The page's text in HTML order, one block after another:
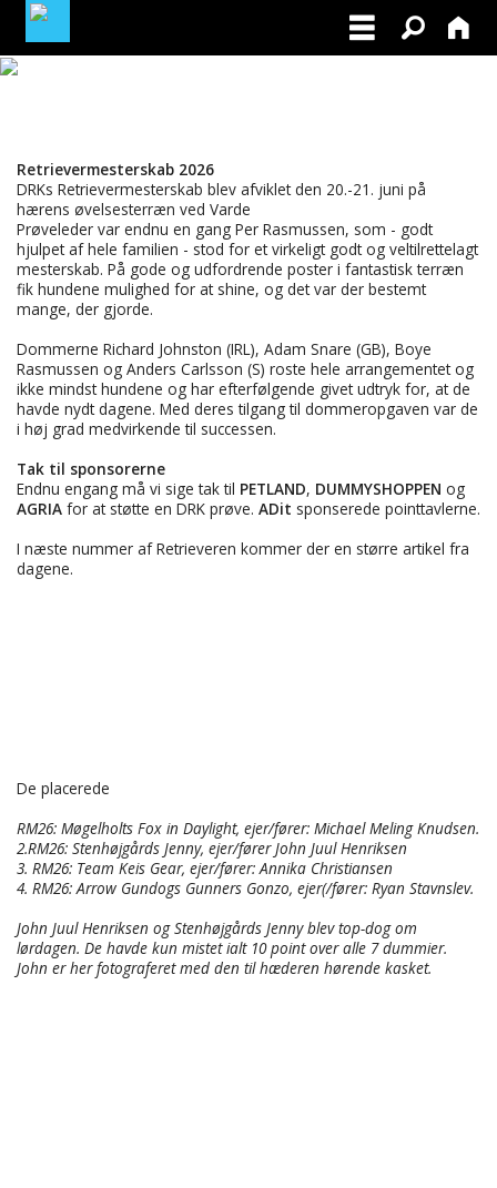
BLIV MEDLEM / BECOME A MEMBER
Retrievermesterskab 2026
DRKs Retrievermesterskab blev afviklet den 20.-21. juni på
hærens øvelsesterræn ved Varde
Prøveleder var endnu en gang Per Rasmussen, som - godt
hjulpet af hele familien - stod for et virkeligt godt og veltilrettelagt
mesterskab. På gode og udfordrende poster i fantastisk terræn
fik hundene mulighed for at shine, og det var der bestemt
mange, der gjorde.
Dommerne Richard Johnston (IRL), Adam Snare (GB), Boye
Rasmussen og Anders Carlsson (S) roste hele arrangementet og
ikke mindst hundene og har efterfølgende givet udtryk for, at de
havde nydt dagene. Med deres tilgang til dommeropgaven var de
i høj grad medvirkende til successen.
Tak til sponsorerne
Endnu engang må vi sige tak til PETLAND, DUMMYSHOPPEN og
AGRIA for at støtte en DRK prøve. ADit sponserede pointtavlerne.
I næste nummer af Retrieveren kommer der en større artikel fra
dagene.
De placerede
RM26: Møgelholts Fox in Daylight, ejer/fører: Michael Meling Knudsen.
2.RM26: Stenhøjgårds Jenny, ejer/fører John Juul Henriksen
3. RM26: Team Keis Gear, ejer/fører: Annika Christiansen
4. RM26: Arrow Gundogs Gunners Gonzo, ejer(/fører: Ryan Stavnslev.
John Juul Henriksen og Stenhøjgårds Jenny blev top-dog om
lørdagen. De havde kun mistet ialt 10 point over alle 7 dummier.
John er her fotograferet med den til hæderen hørende kasket.